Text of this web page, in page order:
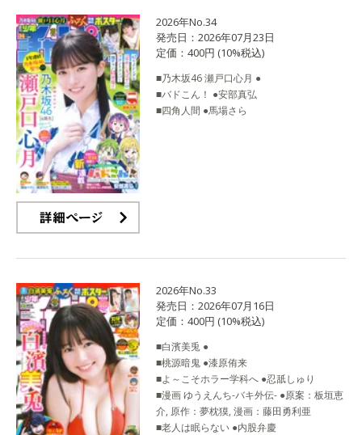
2026年No.34
発売日：2026年07月23日
定価：400円 (10%税込)
■乃木坂46 瀬戸口心月 ●
■バドこん！ ●安部真弘
■四角人間 ●馬場さら
2026年No.33
発売日：2026年07月16日
定価：400円 (10%税込)
■白濱美兎 ●
■桃源暗鬼 ●漆原侑来
■よ～こそホラー学科へ ●忍舐しゅり
■漫画 ゆうえんち-バキ外伝- ●原案：板垣恵
介, 原作：夢枕獏, 漫画：藤田勇利亜
■老人は眠らない ●内股弁慶